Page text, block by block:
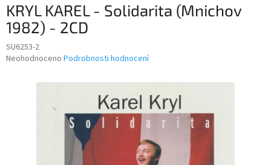
KRYL KAREL - Solidarita (Mnichov
1982) - 2CD
SU6253-2
Průměrné
produktu
Neohodnoceno Podrobnosti hodnocení